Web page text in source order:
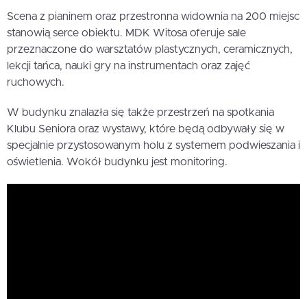
Scena z pianinem oraz przestronna widownia na 200 miejsc
stanowią serce obiektu. MDK Witosa oferuje sale
przeznaczone do warsztatów plastycznych, ceramicznych,
lekcji tańca, nauki gry na instrumentach oraz zajęć
ruchowych.
W budynku znalazła się także przestrzeń na spotkania
Klubu Seniora oraz wystawy, które będą odbywały się w
specjalnie przystosowanym holu z systemem podwieszania i
oświetlenia. Wokół budynku jest monitoring.